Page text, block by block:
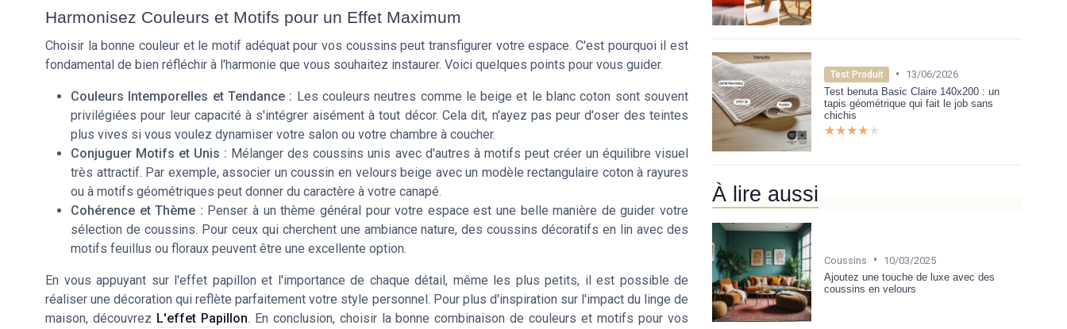
Harmonisez Couleurs et Motifs pour un Effet Maximum
Choisir la bonne couleur et le motif adéquat pour vos coussins peut transfigurer votre espace. C'est pourquoi il est
fondamental de bien réfléchir à l'harmonie que vous souhaitez instaurer. Voici quelques points pour vous guider.
Couleurs Intemporelles et Tendance : Les couleurs neutres comme le beige et le blanc coton sont souvent
privilégiées pour leur capacité à s'intégrer aisément à tout décor. Cela dit, n'ayez pas peur d'oser des teintes
plus vives si vous voulez dynamiser votre salon ou votre chambre à coucher.
Conjuguer Motifs et Unis : Mélanger des coussins unis avec d'autres à motifs peut créer un équilibre visuel
très attractif. Par exemple, associer un coussin en velours beige avec un modèle rectangulaire coton à rayures
ou à motifs géométriques peut donner du caractère à votre canapé.
Cohérence et Thème : Penser à un thème général pour votre espace est une belle manière de guider votre
sélection de coussins. Pour ceux qui cherchent une ambiance nature, des coussins décoratifs en lin avec des
motifs feuillus ou floraux peuvent être une excellente option.
En vous appuyant sur l'effet papillon et l'importance de chaque détail, même les plus petits, il est possible de
réaliser une décoration qui reflète parfaitement votre style personnel. Pour plus d'inspiration sur l'impact du linge de
maison, découvrez L'effet Papillon. En conclusion, choisir la bonne combinaison de couleurs et motifs pour vos
Test Produit •
13/06/2026
Test benuta Basic Claire 140x200 : un
tapis géométrique qui fait le job sans
chichis
★★★★★
★★★★★
À lire aussi
Coussins •
10/03/2025
Ajoutez une touche de luxe avec des
coussins en velours